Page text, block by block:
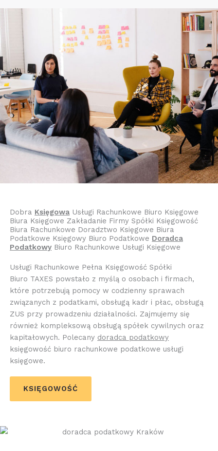
Dobra Księgowa Usługi Rachunkowe Biuro Księgowe
Biura Księgowe Zakładanie Firmy Spółki Księgowość
Biura Rachunkowe Doradztwo Księgowe Biura
Podatkowe Księgowy Biuro Podatkowe Doradca
Podatkowy Biuro Rachunkowe Usługi Księgowe
Usługi Rachunkowe Pełna Księgowość Spółki
Biuro TAXES powstało z myślą o osobach i firmach,
które potrzebują pomocy w codzienny sprawach
związanych z podatkami, obsługą kadr i płac, obsługą
ZUS przy prowadzeniu działalności. Zajmujemy się
również kompleksową obsługą spółek cywilnych oraz
kapitałowych. Polecany doradca podatkowy
księgowość biuro rachunkowe podatkowe usługi
księgowe.
KSIĘGOWOŚĆ